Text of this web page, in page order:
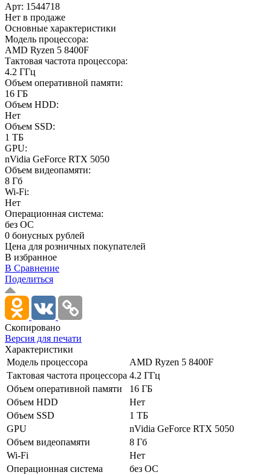
Арт: 1544718
Нет в продаже
Основные характеристики
Модель процессора:
AMD Ryzen 5 8400F
Тактовая частота процессора:
4.2 ГГц
Объем оперативной памяти:
16 ГБ
Объем HDD:
Нет
Объем SSD:
1 ТБ
GPU:
nVidia GeForce RTX 5050
Объем видеопамяти:
8 Гб
Wi-Fi:
Нет
Операционная система:
без ОС
0 бонусных рублей
Цена для розничных покупателей
В избранное
В Сравнение
Поделиться
Скопировано
Версия для печати
Характеристики
Модель процессора
AMD Ryzen 5 8400F
Тактовая частота процессора 4.2 ГГц
Объем оперативной памяти
16 ГБ
Объем HDD
Нет
Объем SSD
1 ТБ
GPU
nVidia GeForce RTX 5050
Объем видеопамяти
8 Гб
Wi-Fi
Нет
Операционная система
без ОС